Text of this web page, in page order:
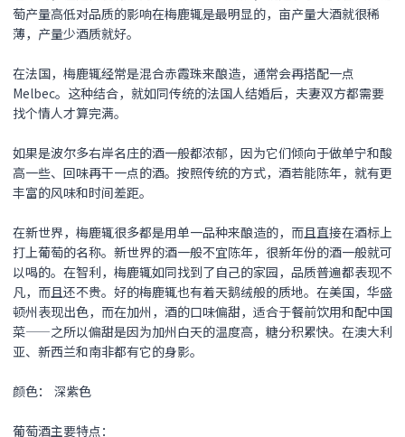
萄产量高低对品质的影响在梅鹿辄是最明显的，亩产量大酒就很稀
薄，产量少酒质就好。
在法国，梅鹿辄经常是混合赤霞珠来酿造，通常会再搭配一点
Melbec。这种结合，就如同传统的法国人结婚后，夫妻双方都需要
找个情人才算完满。
如果是波尔多右岸名庄的酒一般都浓郁，因为它们倾向于做单宁和酸
高一些、回味再干一点的酒。按照传统的方式，酒若能陈年，就有更
丰富的风味和时间差距。
在新世界，梅鹿辄很多都是用单一品种来酿造的，而且直接在酒标上
打上葡萄的名称。新世界的酒一般不宜陈年，很新年份的酒一般就可
以喝的。在智利，梅鹿辄如同找到了自己的家园，品质普遍都表现不
凡，而且还不贵。好的梅鹿辄也有着天鹅绒般的质地。在美国，华盛
顿州表现出色，而在加州，酒的口味偏甜，适合于餐前饮用和配中国
菜——之所以偏甜是因为加州白天的温度高，糖分积累快。在澳大利
亚、新西兰和南非都有它的身影。
颜色： 深紫色
葡萄酒主要特点：